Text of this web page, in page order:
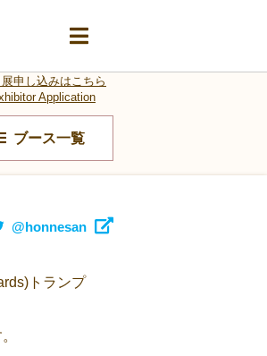
ブース一覧
申し込みはこちら
Application
@honnesan
トランプ